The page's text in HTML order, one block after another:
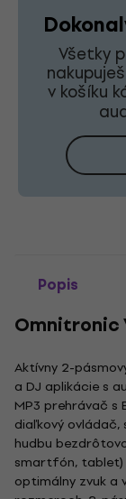
Všetky
v košíku
Popis
Omnitronic
Aktívny 2-
a DJ aplikácie s
MP3 prehrávač s
diaľkový ovládač,
hudbu
smartfón, tablet)
optimálny zvuk a